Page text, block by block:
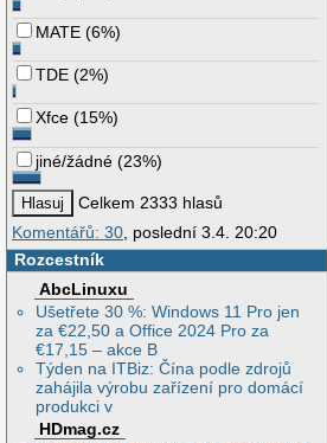
MATE (6%)
TDE (2%)
Xfce (15%)
jiné/žádné (23%)
Celkem 2333 hlasů
Komentářů: 30, poslední 3.4. 20:20
Rozcestník
AbcLinuxu
Ušetřete 30 %: Windows 11 Pro jen
za €22,50 a Office 2024 Pro za
€17,15 – akce B
Týden na ITBiz: Čína podle zdrojů
zahájila výrobu zařízení pro domácí
produkci v
HDmag.cz